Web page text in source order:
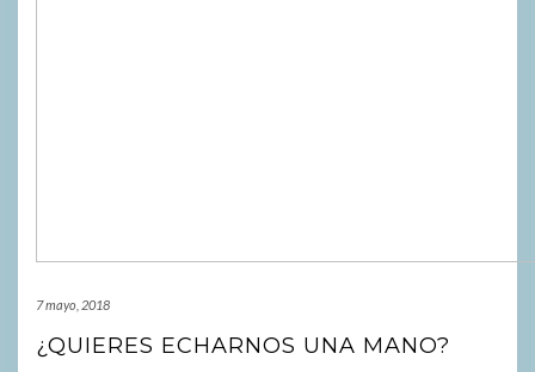
7 mayo, 2018
¿QUIERES ECHARNOS UNA MANO?